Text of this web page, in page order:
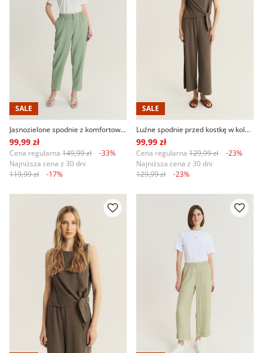
SALE
Jasnozielone spodnie z komfortową gumką w talii
99,99 zł
Cena regularna 149,99 zł
-33%
Najniższa cena z 30 dni
119,99 zł
-17%
SALE
Luźne spodnie przed kostkę w kolorze khaki
99,99 zł
Cena regularna 129,99 zł
-23%
Najniższa cena z 30 dni
129,99 zł
-23%